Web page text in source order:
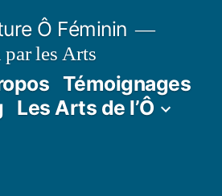
Ô Féminin
les Arts
Témoignages
Les Arts de l’Ô